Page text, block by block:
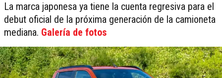
La marca japonesa ya tiene la cuenta regresiva para el
debut oficial de la próxima generación de la camioneta
mediana. Galería de fotos